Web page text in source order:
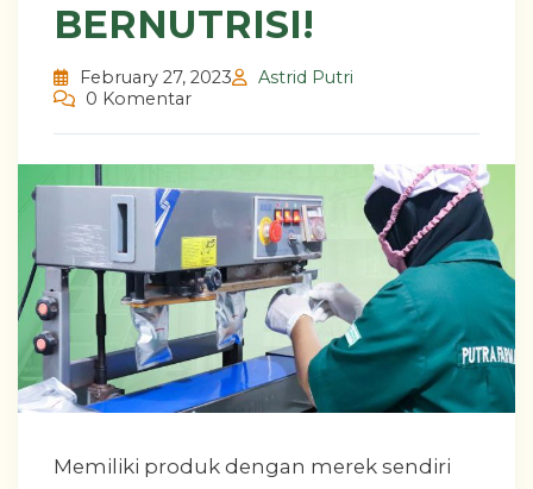
BERNUTRISI!
February 27, 2023
Astrid Putri
0 Komentar
Memiliki produk dengan merek sendiri